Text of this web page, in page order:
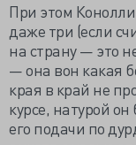
При этом Конолли
даже три (если
на страну — это
— она вон какая
края в край не
курсе, натурой
его подачи по